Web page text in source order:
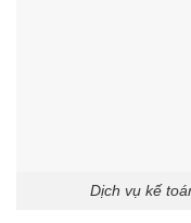
Dịch vụ kế